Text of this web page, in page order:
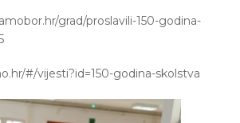
grad/proslavili-150-godina-
#/vijesti?id=150-godina-skolstva